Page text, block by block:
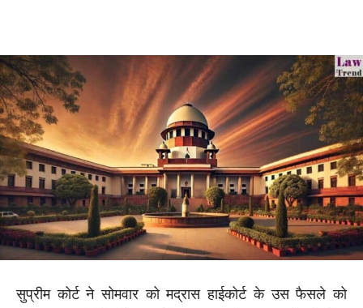
सुप्रीम कोर्ट ने सोमवार को मद्रास हाईकोर्ट के उस फैसले को